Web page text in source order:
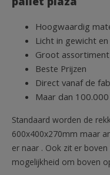
Hoogwaardig
Licht in gewicht
Groot assortiment
Beste Prijzen
Direct vanaf de
Maar dan
Standaard worden de
600x400x270mm maar
er naar . Ook zit er
mogelijkheid om boven